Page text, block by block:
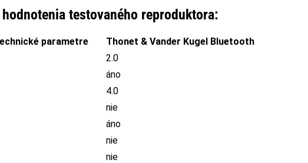
testovaného reproduktora:
parametre
Thonet & Vander Kugel Bluetooth
2.0
áno
4.0
nie
áno
nie
nie